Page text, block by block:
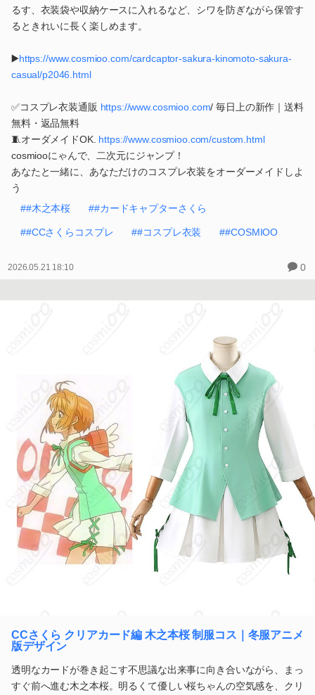
るす、衣装袋や収納ケースに入れるなど、シワを防ぎながら保管す
るときれいに長く楽しめます。
▶️https://www.cosmioo.com/cardcaptor-sakura-kinomoto-sakura-
casual/p2046.html
✅コスプレ衣装通販 https://www.cosmioo.com/ 毎日上の新作｜送料
無料・返品無料
🧵オーダメイドOK. https://www.cosmioo.com/custom.html
cosmiooにゃんで、二次元にジャンプ！
あなたと一緒に、あなただけのコスプレ衣装をオーダーメイドしよ
う
##木之本桜
##カードキャプターさくら
##CCさくらコスプレ ##コスプレ衣装 ##COSMIOO
2026.05.21 18:10 0
CCさくら クリアカード編 木之本桜 制服コス｜冬服アニメ
版デザイン
透明なカードが巻き起こす不思議な出来事に向き合いながら、まっ
すぐ前へ進む木之本桜。明るくて優しい桜ちゃんの空気感を、クリ